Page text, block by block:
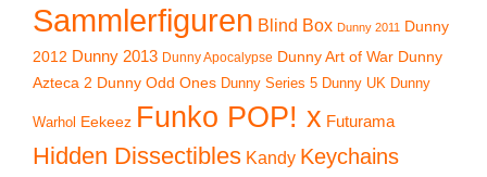
Sammlerfiguren Blind Box Dunny 2011 Dunny
2012 Dunny 2013 Dunny Apocalypse Dunny Art of War Dunny
Azteca 2 Dunny Odd Ones Dunny Series 5 Dunny UK Dunny
Warhol Eekeez Funko POP! x Futurama
Hidden Dissectibles Kandy Keychains